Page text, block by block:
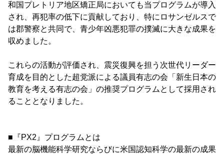
和国プレトリア地区矯正局においても当プログラムが導入
され、再犯率の低下に貢献しており、特にロサンゼルスで
は郡警察と共同で、青少年凶悪犯罪の撲滅に大きな成果を
収めました。
これらの活動が評価され、震災復興を担う次世代リーダー
育成を目的とした超党派による議員有志の会「新生日本の
教育を考える有志の会」の推奨プログラムとして採用され
ることとなりました。
■『PX2』プログラムとは
最新の脳機能科学研究ならびに米国認知科学の最新の成果